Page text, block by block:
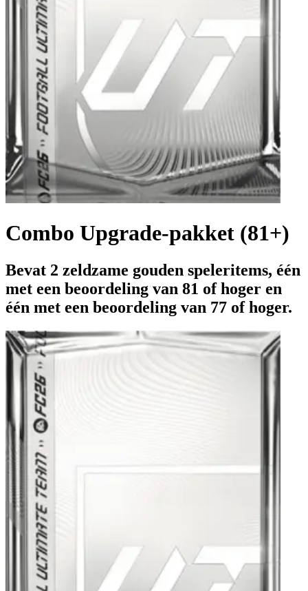
Combo Upgrade-pakket (81+)
Bevat 2 zeldzame gouden speleritems, één
met een beoordeling van 81 of hoger en
één met een beoordeling van 77 of hoger.